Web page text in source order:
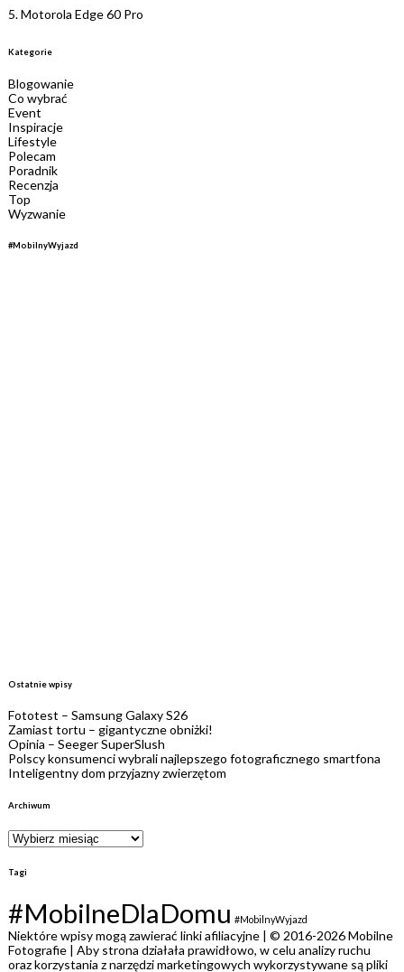
5.Motorola Edge 60 Pro
Kategorie
Blogowanie
Co wybrać
Event
Inspiracje
Lifestyle
Polecam
Poradnik
Recenzja
Top
Wyzwanie
#MobilnyWyjazd
Ostatnie wpisy
Fototest – Samsung Galaxy S26
Zamiast tortu – gigantyczne obniżki!
Opinia – Seeger SuperSlush
Polscy konsumenci wybrali najlepszego fotograficznego smartfona
Inteligentny dom przyjazny zwierzętom
Archiwum
Tagi
#MobilneDlaDomu #MobilnyWyjazd
Niektóre wpisy mogą zawierać linki afiliacyjne | © 2016-2026 Mobilne
Fotografie | Aby strona działała prawidłowo, w celu analizy ruchu
oraz korzystania z narzędzi marketingowych wykorzystywane są pliki